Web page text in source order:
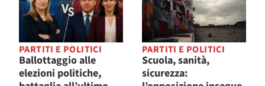
PARTITI E POLITICI
Ballottaggio alle
elezioni politiche,
PARTITI E POLITICI
Scuola, sanità,
sicurezza: